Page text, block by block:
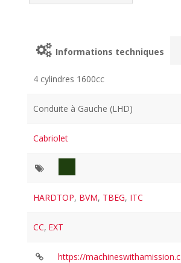
Informations techniques
4 cylindres 1600cc
Conduite à Gauche (LHD)
Cabriolet
HARDTOP, BVM, TBEG, ITC
CC, EXT
https://machineswithamission.c